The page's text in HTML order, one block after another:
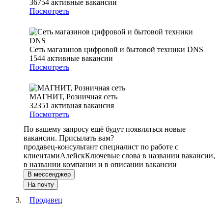
36754 активные вакансии
Посмотреть
Сеть магазинов цифровой и бытовой техники DNS
1544 активные вакансии
Посмотреть
МАГНИТ, Розничная сеть
32351 активная вакансия
Посмотреть
По вашему запросу ещё будут появляться новые
вакансии. Присылать вам?
продавец-консультант специалист по работе с
клиентамиАлейскКлючевые слова в названии вакансии,
в названии компании и в описании вакансии
В мессенджер
На почту
Продавец